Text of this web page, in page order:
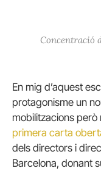
Concentració
En mig d’aquest
protagonisme un
mobilitzacions
primera carta
dels directors i
Barcelona, donant